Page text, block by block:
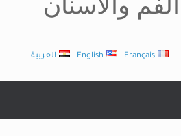
العربية English Français